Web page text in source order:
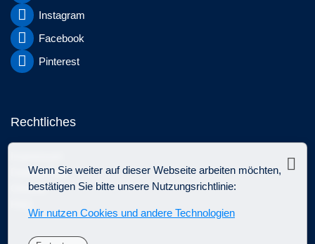
Wenn Sie weiter auf dieser Webseite arbeiten möchten,
bestätigen Sie bitte unsere Nutzungsrichtlinie:
Wir nutzen Cookies und andere Technologien
Instagram
Facebook
Pinterest
Rechtliches
Datenschutz
Glossar